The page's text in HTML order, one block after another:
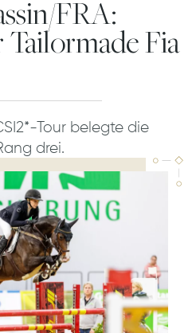
FRA:
Fia
Tour belegte die
drei.